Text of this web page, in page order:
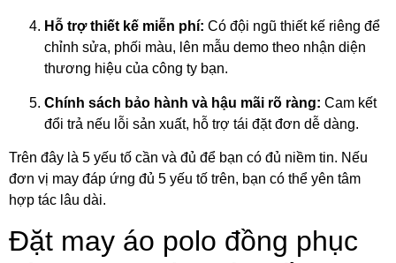
Hỗ trợ thiết kế miễn phí: Có đội ngũ thiết kế riêng để
chỉnh sửa, phối màu, lên mẫu demo theo nhận diện
thương hiệu của công ty bạn.
Chính sách bảo hành và hậu mãi rõ ràng: Cam kết
đổi trả nếu lỗi sản xuất, hỗ trợ tái đặt đơn dễ dàng.
Trên đây là 5 yếu tố cần và đủ để bạn có đủ niềm tin. Nếu
đơn vị may đáp ứng đủ 5 yếu tố trên, bạn có thể yên tâm
hợp tác lâu dài.
Đặt may áo polo đồng phục